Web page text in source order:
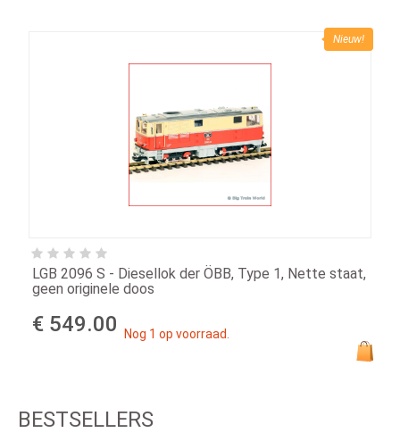
LGB 2096 S - Diesellok der ÖBB, Type 1, Nette staat,
geen originele doos
€ 549.00 Nog 1 op voorraad.
Nieuw!
BESTSELLERS